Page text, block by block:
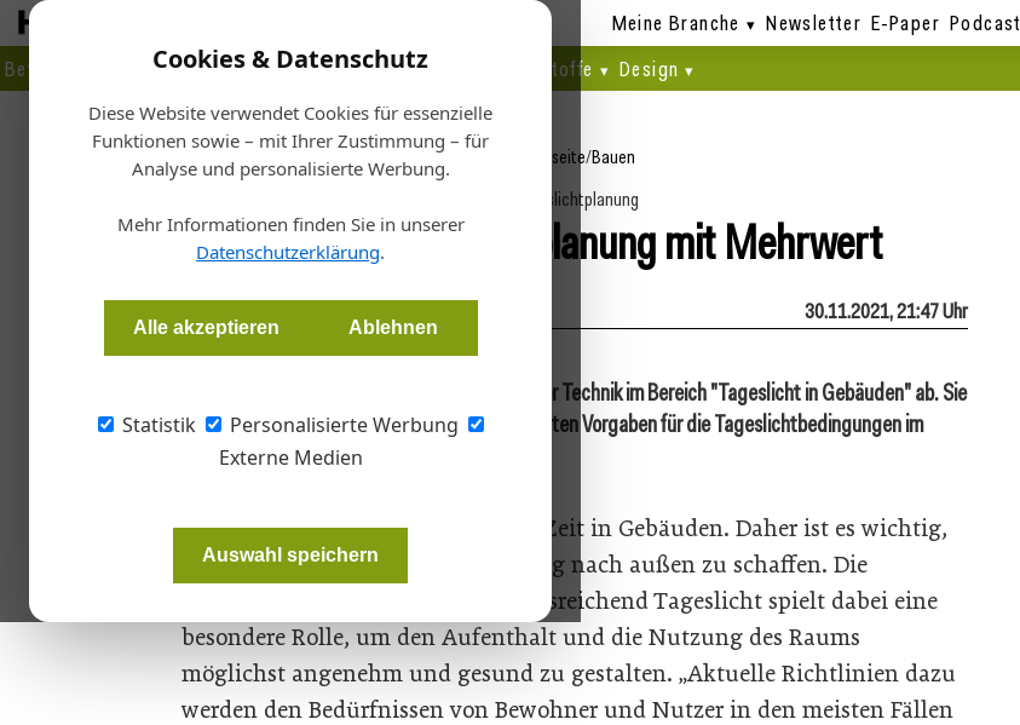
Cookies & Datenschutz
Diese Website verwendet Cookies für essenzielle
Funktionen sowie – mit Ihrer Zustimmung – für
Analyse und personalisierte Werbung.
Mehr Informationen finden Sie in unserer
Datenschutzerklärung.
Alle akzeptieren Ablehnen
Statistik
Personalisierte Werbung
Externe Medien
Auswahl speichern
Meine Branche Newsletter E-Paper Podcast
Betrieb
Planen Bauen Fertigen Bau- + Werkstoffe Design
Startseite/Bauen
Tageslichtplanung
Optimale Fensterplanung mit Mehrwert
30.11.2021, 21:47 Uhr
ÖNorm EN 17037 bildet den aktuellen Stand der Technik im Bereich "Tageslicht in Gebäuden" ab. Sie
legt statt konkreter Angaben zu Architekturlichten Vorgaben für die Tageslichtbedingungen im
Innenraum fest.
Wir verbringen 90 Prozent unserer Zeit in Gebäuden. Daher ist es wichtig,
in diesen Gebäuden eine Verbindung nach außen zu schaffen. Die
Versorgung des Innenraums mit ausreichend Tageslicht spielt dabei eine
besondere Rolle, um den Aufenthalt und die Nutzung des Raums
möglichst angenehm und gesund zu gestalten. „Aktuelle Richtlinien dazu
werden den Bedürfnissen von Bewohner und Nutzer in den meisten Fällen